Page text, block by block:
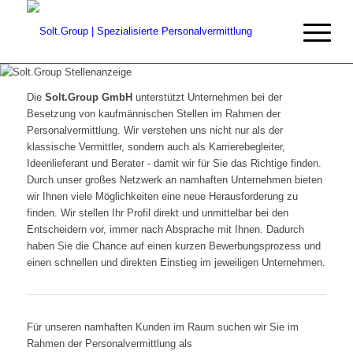
Die Solt.Group GmbH unterstützt Unternehmen bei der
Besetzung von kaufmännischen Stellen im Rahmen der
Personalvermittlung. Wir verstehen uns nicht nur als der
klassische Vermittler, sondern auch als Karrierebegleiter,
Ideenlieferant und Berater - damit wir für Sie das Richtige finden.
Durch unser großes Netzwerk an namhaften Unternehmen bieten
wir Ihnen viele Möglichkeiten eine neue Herausforderung zu
finden. Wir stellen Ihr Profil direkt und unmittelbar bei den
Entscheidern vor, immer nach Absprache mit Ihnen. Dadurch
haben Sie die Chance auf einen kurzen Bewerbungsprozess und
einen schnellen und direkten Einstieg im jeweiligen Unternehmen.
Für unseren namhaften Kunden im Raum suchen wir Sie im
Rahmen der Personalvermittlung als